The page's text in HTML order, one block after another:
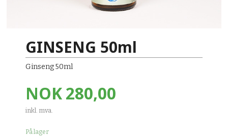
GINSENG 50ml
Ginseng 50ml
Pris
NOK280,00
inkl. mva.
På lager